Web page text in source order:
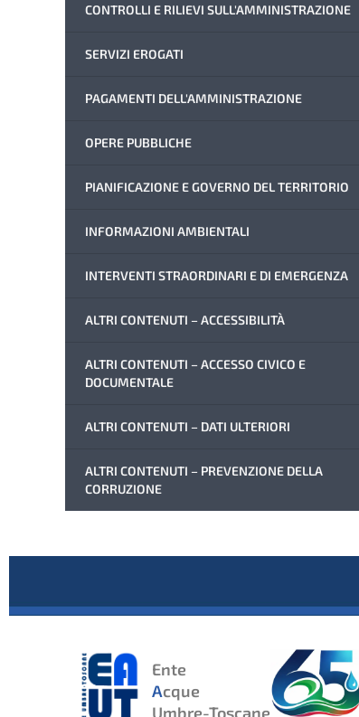
CONTROLLI E RILIEVI SULL'AMMINISTRAZIONE
SERVIZI EROGATI
PAGAMENTI DELL'AMMINISTRAZIONE
OPERE PUBBLICHE
PIANIFICAZIONE E GOVERNO DEL TERRITORIO
INFORMAZIONI AMBIENTALI
INTERVENTI STRAORDINARI E DI EMERGENZA
ALTRI CONTENUTI – ACCESSIBILITÀ
ALTRI CONTENUTI – ACCESSO CIVICO E
DOCUMENTALE
ALTRI CONTENUTI – DATI ULTERIORI
ALTRI CONTENUTI – PREVENZIONE DELLA
CORRUZIONE
Ente
Acque
Umbre-Toscane